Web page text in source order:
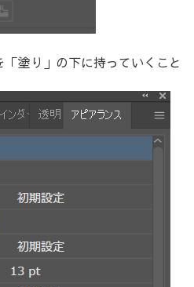
塗り」の下に持っていくこと